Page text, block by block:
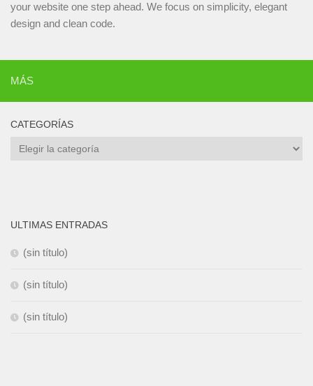
your website one step ahead. We focus on simplicity, elegant
design and clean code.
MÁS
CATEGORÍAS
Categorías
ULTIMAS ENTRADAS
(sin título)
(sin título)
(sin título)